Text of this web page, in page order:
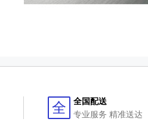
全
全国配送
专业服务 精准送达